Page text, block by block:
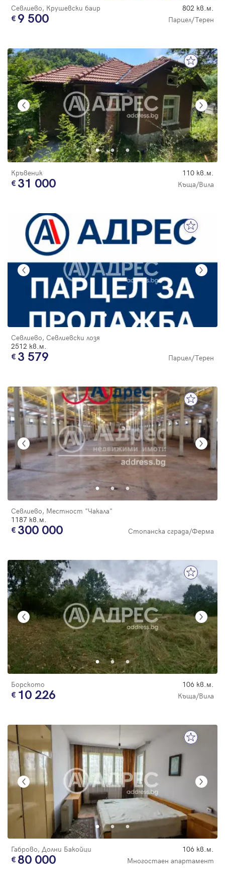
Севлиево, Крушевски баир 802 кв.м.
9 500 Парцел/Терен
Кръвеник 110 кв.м.
31 000 Къща/Вила
Севлиево, Севлиевски лозя
2512 кв.м.
3 579 Парцел/Терен
Севлиево, Местност "Чакала"
1187 кв.м.
300 000 Стопанска сграда/Ферма
Борското 106 кв.м.
10 226 Къща/Вила
Габрово, Долни Бакойци 106 кв.м.
80 000 Многостаен апартамент